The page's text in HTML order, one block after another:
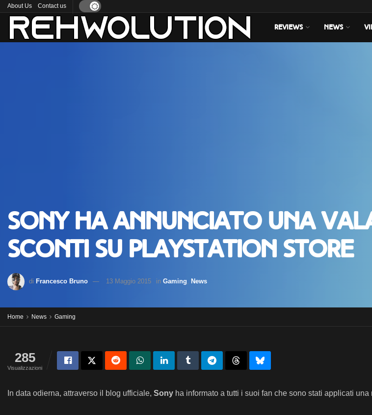
About Us Contact us
REVIEWS NEWS
Sony ha annunciato una
sconti su PlayStation Store
di Francesco Bruno 13 Maggio 2015 in Gaming News
Home News Gaming
285
Visualizzazioni
In data odierna, attraverso il blog ufficiale, Sony ha informato a tutti i suoi fan che sono stati applicati